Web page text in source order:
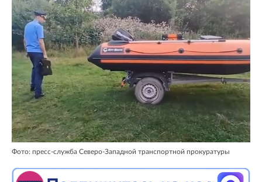
Фото: пресс-служба Северо-Западной транспортной прокуратуры